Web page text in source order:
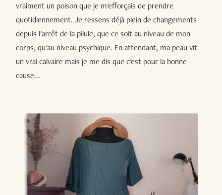
vraiment un poison que je m'efforçais de prendre
quotidiennement. Je ressens déjà plein de changements
depuis l'arrêt de la pilule, que ce soit au niveau de mon
corps, qu'au niveau psychique. En attendant, ma peau vit
un vrai calvaire mais je me dis que c'est pour la bonne
cause...